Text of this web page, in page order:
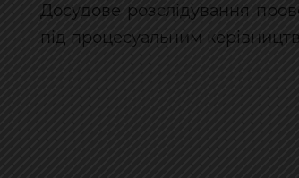
Досудове розслідування
під процесуальним